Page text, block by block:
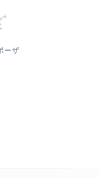
ーザ
賃料の1.1ヶ月分